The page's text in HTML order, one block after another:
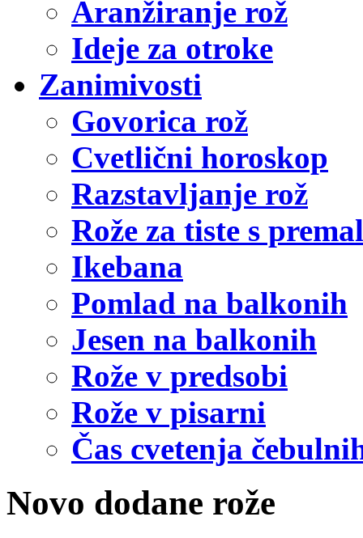
Aranžiranje rož
Ideje za otroke
Zanimivosti
Govorica rož
Cvetlični horoskop
Razstavljanje rož
Rože za tiste s
Ikebana
Pomlad na balkonih
Jesen na balkonih
Rože v predsobi
Rože v pisarni
Čas cvetenja
Novo dodane rože